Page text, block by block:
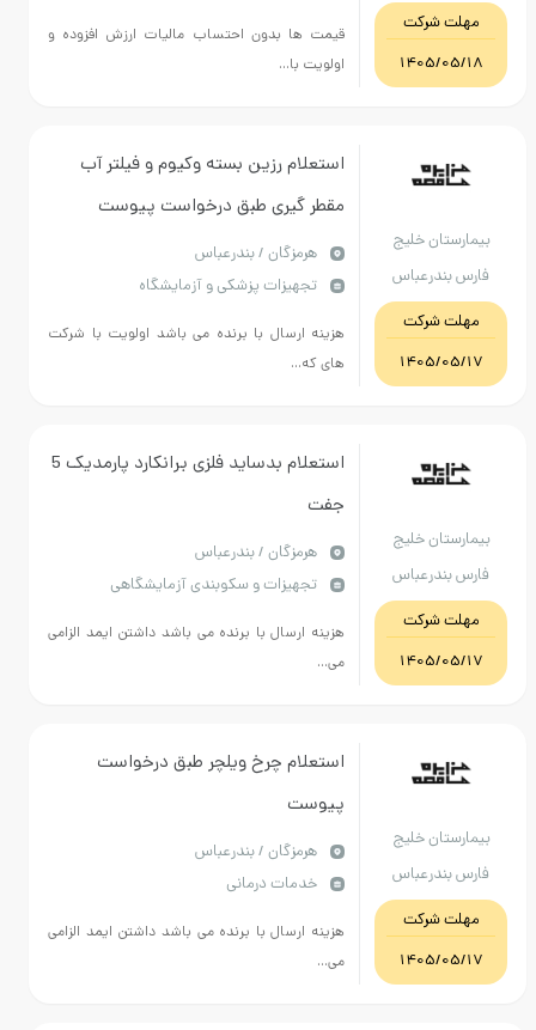
هرمزگان
مهلت شرکت
1405/05/18
قیمت ها بدون احتساب مالیات ارزش افزوده و
اولویت با...
بیمارستان خلیج
فارس بندرعباس
مهلت شرکت
1405/05/17
استعلام رزین بسته وکیوم و فیلتر آب
مقطر گیری طبق درخواست پیوست
هرمزگان / بندرعباس
تجهیزات پزشکی و آزمایشگاه
هزینه ارسال با برنده می باشد اولویت با شرکت
های که...
بیمارستان خلیج
فارس بندرعباس
مهلت شرکت
1405/05/17
استعلام بدساید فلزی برانکارد پارمدیک 5
جفت
هرمزگان / بندرعباس
تجهیزات و سکوبندی آزمایشگاهی
هزینه ارسال با برنده می باشد داشتن ایمد الزامی
می...
بیمارستان خلیج
فارس بندرعباس
مهلت شرکت
1405/05/17
استعلام چرخ ویلچر طبق درخواست
پیوست
هرمزگان / بندرعباس
خدمات درمانی
هزینه ارسال با برنده می باشد داشتن ایمد الزامی
می...